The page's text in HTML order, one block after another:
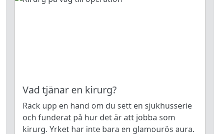
Vad tjänar en kirurg?
Räck upp en hand om du sett en sjukhusserie
och funderat på hur det är att jobba som
kirurg. Yrket har inte bara en glamourös aura.